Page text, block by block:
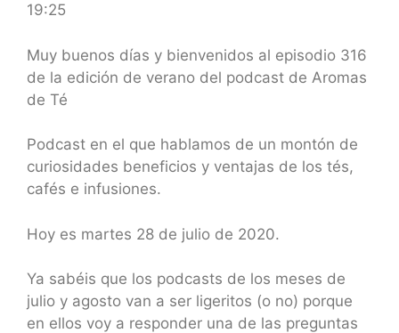
SHARE
LINK
EMBED
19:25
Muy buenos días y bienvenidos al episodio 316
de la edición de verano del podcast de Aromas
de Té
Podcast en el que hablamos de un montón de
curiosidades beneficios y ventajas de los tés,
cafés e infusiones.
Hoy es martes 28 de julio de 2020.
Ya sabéis que los podcasts de los meses de
julio y agosto van a ser ligeritos (o no) porque
en ellos voy a responder una de las preguntas